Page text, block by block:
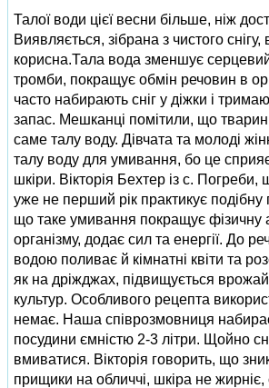
Талої води цієї весни більше, ніж
Виявляється, зібрана з чистого
корисна.Тала вода зменшує
тромби, покращує обмін речовин в
часто набирають сніг у діжки і
запас. Мешканці помітили, що
саме талу воду. Дівчата та молоді
талу воду для умивання, бо це
шкіри. Вікторія Бехтер із с.
уже не перший рік практикує
що таке умивання покращує фізичну
організму, додає сил та енергії. До
водою поливає й кімнатні квіти та
як на дріжджах, підвищується
культур. Особливого рецепта
немає. Наша співрозмовниця
посудини ємністю 2-3 літри. Щойно
вмиватися. Вікторія говорить, що
прищики на обличчі, шкіра не